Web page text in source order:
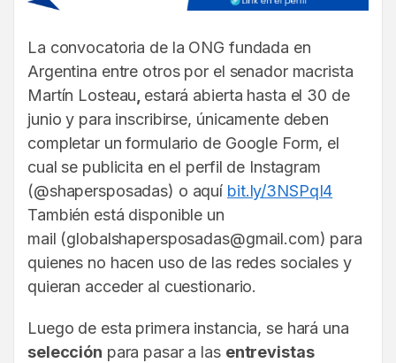
La convocatoria de la ONG fundada en
Argentina entre otros por el senador macrista
Martín Losteau estará abierta hasta el 30 de
junio y para inscribirse, únicamente deben
completar un formulario de Google Form, el
cual se publicita en el perfil de Instagram
(@shapersposadas) o aquí bit.ly/3NSPqI4
También está disponible un
mail (globalshapersposadas@gmail.com) para
quienes no hacen uso de las redes sociales y
quieran acceder al cuestionario.
Luego de esta primera instancia, se hará una
selección para pasar a las entrevistas